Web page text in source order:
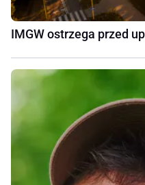
IMGW ostrzega przed